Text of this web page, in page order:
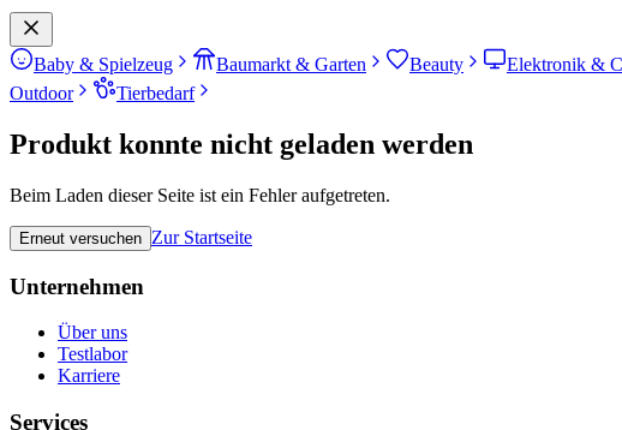
Baby & Spielzeug Baumarkt & Garten Beauty Elektronik &
Outdoor
Tierbedarf
Produkt konnte nicht geladen werden
Beim Laden dieser Seite ist ein Fehler aufgetreten.
Erneut versuchen Zur Startseite
Unternehmen
Über uns
Testlabor
Karriere
Services